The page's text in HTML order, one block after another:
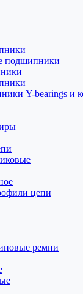
подшипники
Y-bearings и
цепи
ремни